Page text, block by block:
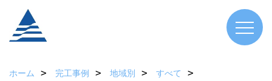
ホーム 完工事例 地域別
すべて